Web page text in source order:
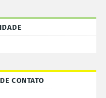
CONTATO